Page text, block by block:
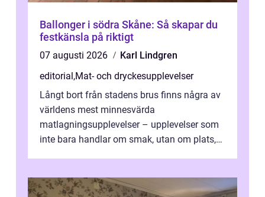
Ballonger i södra Skåne: Så skapar du
festkänsla på riktigt
07 augusti 2026
Karl Lindgren
editorial,Mat- och dryckesupplevelser
Långt bort från stadens brus finns några av
världens mest minnesvärda
matlagningsupplevelser – upplevelser som
inte bara handlar om smak, utan om plats,